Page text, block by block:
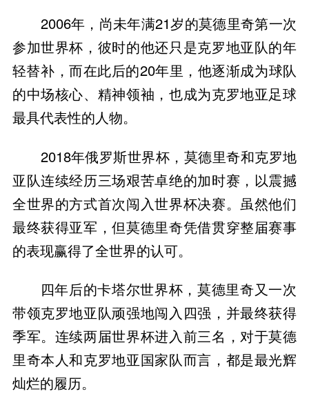
2006年，尚未年满21岁的莫德里奇第一次
参加世界杯，彼时的他还只是克罗地亚队的年
轻替补，而在此后的20年里，他逐渐成为球队
的中场核心、精神领袖，也成为克罗地亚足球
最具代表性的人物。
2018年俄罗斯世界杯，莫德里奇和克罗地
亚队连续经历三场艰苦卓绝的加时赛，以震撼
全世界的方式首次闯入世界杯决赛。虽然他们
最终获得亚军，但莫德里奇凭借贯穿整届赛事
的表现赢得了全世界的认可。
四年后的卡塔尔世界杯，莫德里奇又一次
带领克罗地亚队顽强地闯入四强，并最终获得
季军。连续两届世界杯进入前三名，对于莫德
里奇本人和克罗地亚国家队而言，都是最光辉
灿烂的履历。